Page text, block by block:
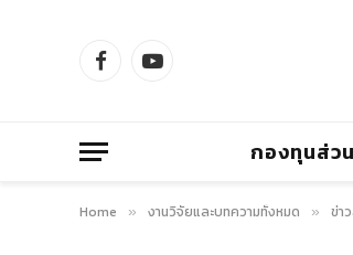
FacebookYouTube
กองทุนส่ว
Home » งานวิจัยและบทความทั้งหมด » ข่า